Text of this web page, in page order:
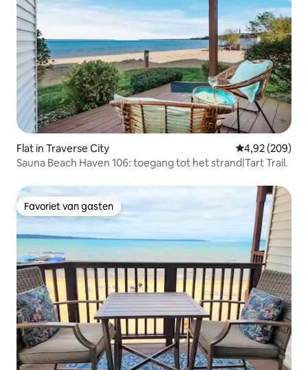
Flat in Traverse City Gemiddelde
4,92 (209)
Sauna Beach Haven 106: toegang tot het strand|Tart Trail.
Favoriet van gasten
Favoriet van gasten